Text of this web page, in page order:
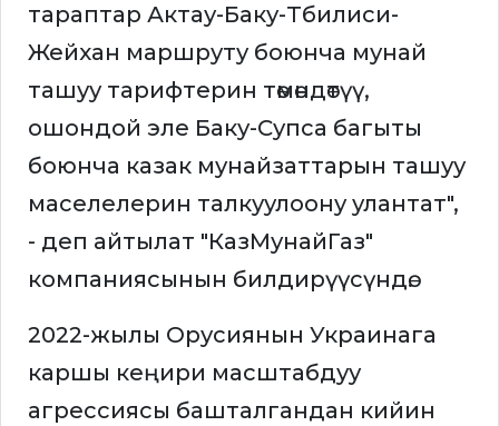
тараптар Актау-Баку-Тбилиси-
Жейхан маршруту боюнча мунай
ташуу тарифтерин төмөндөтүү,
ошондой эле Баку-Супса багыты
боюнча казак мунайзаттарын ташуу
маселелерин талкуулоону улантат",
- деп айтылат "КазМунайГаз"
компаниясынын билдирүүсүндө.
2022-жылы Орусиянын Украинага
каршы кеңири масштабдуу
агрессиясы башталгандан кийин